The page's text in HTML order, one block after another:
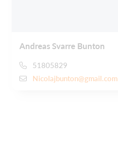
Andreas Svarre Bunton
51805829
Nicolajbunton@gmail.com